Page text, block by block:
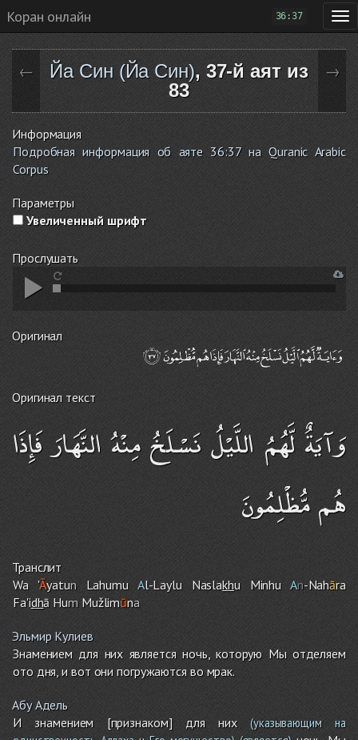
Коран онлайн 36:37
← Йа Син (Йа Син), 37-й аят из
83
→
Информация
Подробная информация об аяте 36:37 на Quranic Arabic
Corpus
Параметры
Увеличенный шрифт
Прослушать
Оригинал
Оригинал текст
وَآيَةٌ لَّهُمُ اللَّيْلُ نَسْلَخُ مِنْهُ النَّهَارَ فَإِذَا
هُم مُّظْلِمُونَ
Транслит
Wa 'ĀyatunLahumu Al-Laylu Naslakhu Minhu An-Nahāra
Fa'idhā HumMužlimūna
Эльмир Кулиев
Знамением для них является ночь, которую Мы отделяем
ото дня, и вот они погружаются во мрак.
Абу Адель
И знамением [признаком] для них(указывающим на